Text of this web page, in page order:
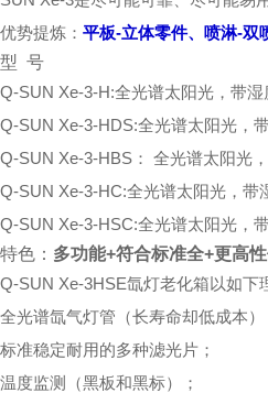
优势提炼： 平板-立体零件、喷淋-双
型 号
Q-SUN Xe-3-H:全光谱太阳光，带湿
Q-SUN Xe-3-HDS:全光谱太阳光，
Q-SUN Xe-3-HBS： 全光谱太阳光
Q-SUN Xe-3-HC:全光谱太阳光，带
Q-SUN Xe-3-HSC:全光谱太阳光，
特色： 多功能+符合标准全+更高
Q-SUN Xe-3HSE氙灯老化箱以如下
全光谱氙气灯管（长寿命却低成本）
标准稳定耐用的多种滤光片；
温度监测（黑板和黑标）；